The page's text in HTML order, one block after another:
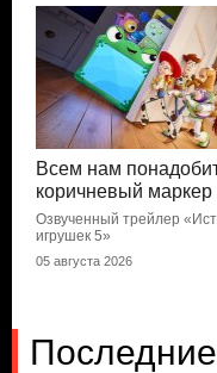
Всем нам
коричневый маркер
Озвученный трейлер
игрушек 5»
05 августа 2026